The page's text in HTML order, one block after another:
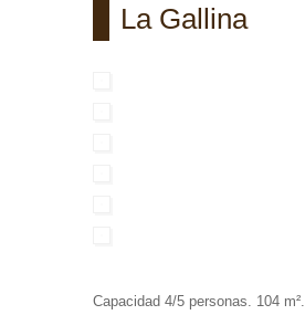
La Gallina
Capacidad 4/5 personas. 104 m².